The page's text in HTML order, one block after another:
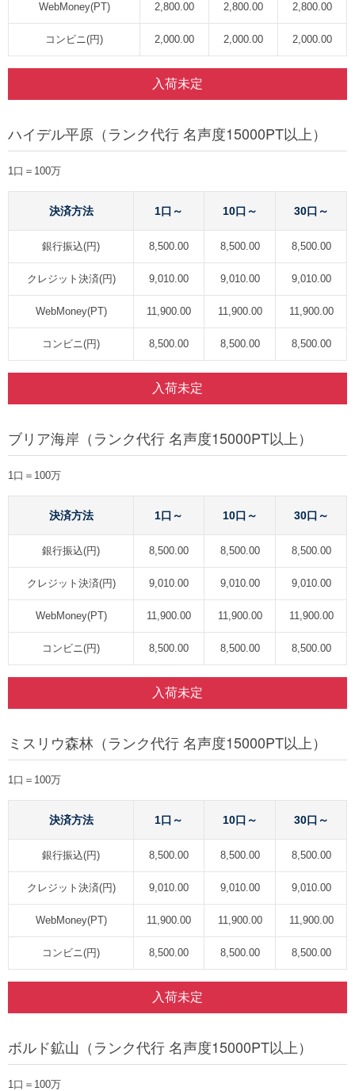
WebMoney(PT) 2,800.00 2,800.00 2,800.00
コンビニ(円) 2,000.00 2,000.00 2,000.00
入荷未定
ハイデル平原（ランク代行 名声度15000PT以上）
1口＝100万
決済方法 1口～ 10口～ 30口～
銀行振込(円) 8,500.00 8,500.00 8,500.00
クレジット決済(円) 9,010.00 9,010.00 9,010.00
WebMoney(PT) 11,900.00 11,900.00 11,900.00
コンビニ(円) 8,500.00 8,500.00 8,500.00
入荷未定
ブリア海岸（ランク代行 名声度15000PT以上）
1口＝100万
決済方法 1口～ 10口～ 30口～
銀行振込(円) 8,500.00 8,500.00 8,500.00
クレジット決済(円) 9,010.00 9,010.00 9,010.00
WebMoney(PT) 11,900.00 11,900.00 11,900.00
コンビニ(円) 8,500.00 8,500.00 8,500.00
入荷未定
ミスリウ森林（ランク代行 名声度15000PT以上）
1口＝100万
決済方法 1口～ 10口～ 30口～
銀行振込(円) 8,500.00 8,500.00 8,500.00
クレジット決済(円) 9,010.00 9,010.00 9,010.00
WebMoney(PT) 11,900.00 11,900.00 11,900.00
コンビニ(円) 8,500.00 8,500.00 8,500.00
入荷未定
ボルド鉱山（ランク代行 名声度15000PT以上）
1口＝100万